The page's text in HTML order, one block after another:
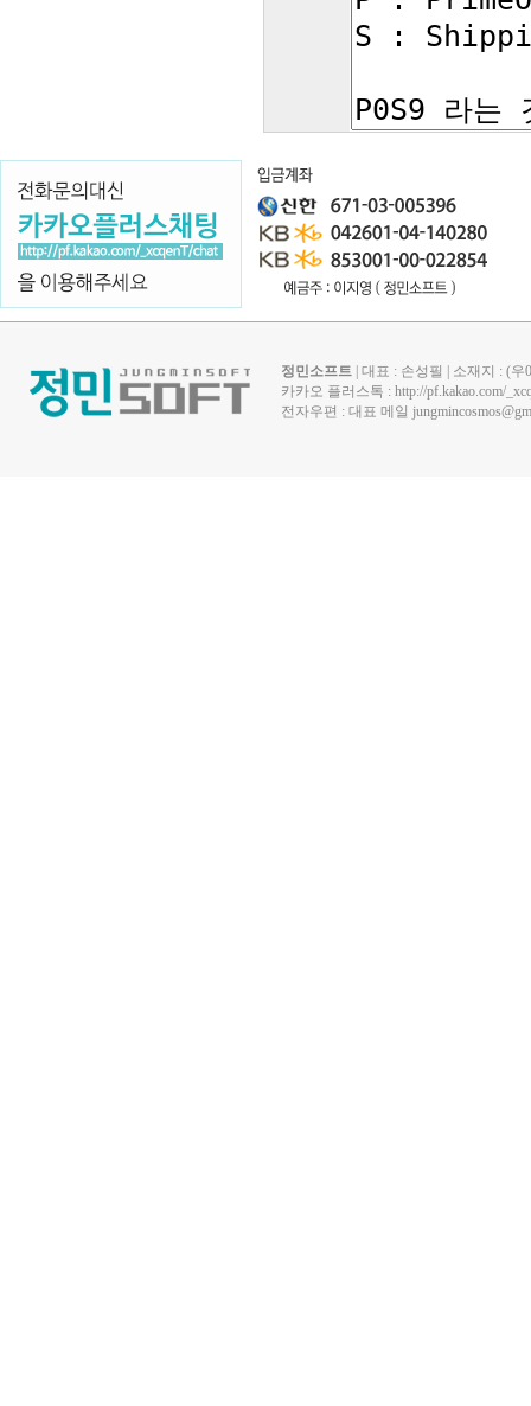
정민소프트 | 대표 : 손성필 | 소재지 : (
카카오 플러스톡 : http://pf.kakao.com/
전자우편 : 대표 메일